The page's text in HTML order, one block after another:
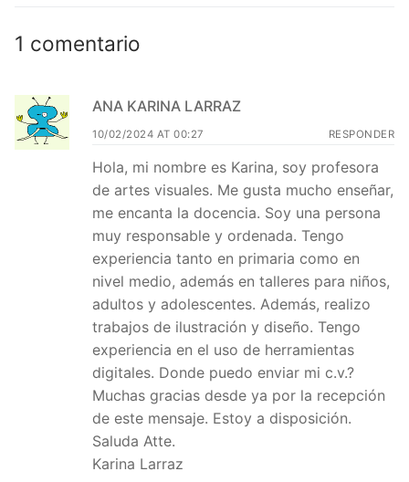
1 comentario
ANA KARINA LARRAZ
10/02/2024 AT 00:27 RESPONDER
Hola, mi nombre es Karina, soy profesora
de artes visuales. Me gusta mucho enseñar,
me encanta la docencia. Soy una persona
muy responsable y ordenada. Tengo
experiencia tanto en primaria como en
nivel medio, además en talleres para niños,
adultos y adolescentes. Además, realizo
trabajos de ilustración y diseño. Tengo
experiencia en el uso de herramientas
digitales. Donde puedo enviar mi c.v.?
Muchas gracias desde ya por la recepción
de este mensaje. Estoy a disposición.
Saluda Atte.
Karina Larraz